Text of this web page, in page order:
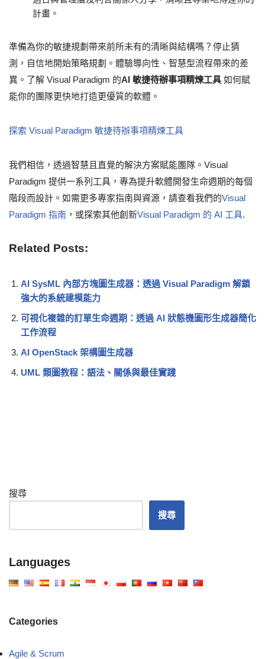
計畫。
準備為你的敏捷規劃帶來前所未有的清晰與結構嗎？停止猜
測，自信地開始策略規劃。體驗導向性、智慧型流程帶來的差
異。了解 Visual Paradigm 的AI 敏捷待辦事項精煉工具 如何賦
能你的團隊更快地打造更優質的軟體。
探索 Visual Paradigm 敏捷待辦事項精煉工具
我們相信，透過智慧且直覺的解決方案賦能團隊。Visual
Paradigm 提供一系列工具，專為提升軟體開發生命週期的每個
階段而設計。如需更多專家指南與資源，請查看我們的Visual
Paradigm 指南 ，或探索其他創新Visual Paradigm 的 AI 工具.
Related Posts:
AI SysML 內部方塊圖生成器：透過 Visual Paradigm 解鎖
強大的系統建模能力
可視化複雜的訂單生命週期：透過 AI 狀態機圖形生成器簡化
工作流程
AI OpenStack 架構圖生成器
UML 類圖教程：語法、關係與最佳實踐
搜尋
搜尋
Languages
Categories
Agile & Scrum